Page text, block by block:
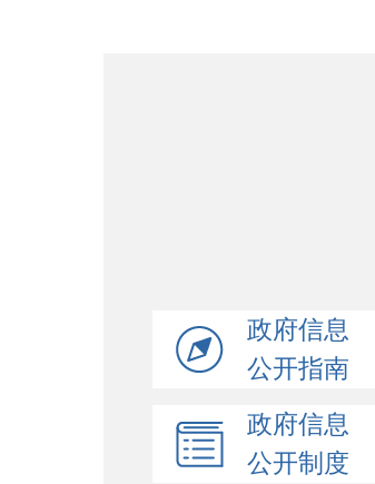
政府信息
公开指南
政府信息
公开制度